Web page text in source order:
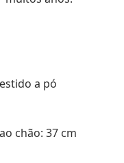
a pó
chão: 37 cm